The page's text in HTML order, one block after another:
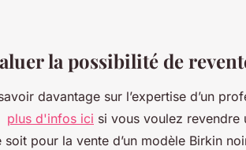
la possibilité de
davantage sur l’expertise d’un
plus d'infos ici si vous voulez revendre
soit pour la vente d’un modèle Birkin